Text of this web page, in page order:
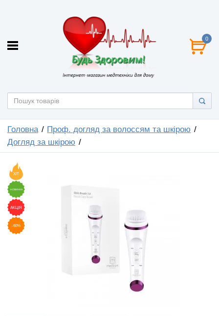
0
Головна
Проф. догляд за волоссям та шкірою
Догляд за шкірою
ХІТ
НОВИНКА
АКЦІЯ
-60%